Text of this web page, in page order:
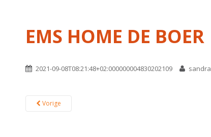
EMS HOME DE BOER
2021-09-08T08:21:48+02:000000004830202109 sandra
Vorige